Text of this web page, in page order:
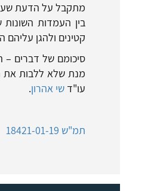
מתקבל על הדעת
בין העמדות
קטינים ולהגן
סיכומם של דברים
מנת שלא ללבות את
עו"ד שי אהרון.
תמ"ש 18421-01-19